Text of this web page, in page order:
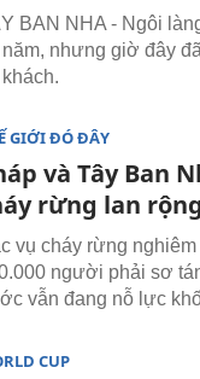
BAN NHA - Ngôi
năm, nhưng giờ đây
GIỚI ĐÓ ĐÂY
và Tây Ban
rừng lan
vụ cháy rừng
người phải sơ
vẫn đang nỗ lực
CUP